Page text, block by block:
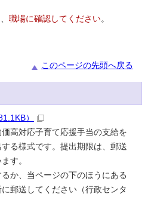
職場に確認してください。
このページの先頭へ戻る
）
高対応子育て応援手当の支給を
る様式です。提出期限は、郵送
す。
か、当ページの下のほうにある
郵送してください（行政センタ